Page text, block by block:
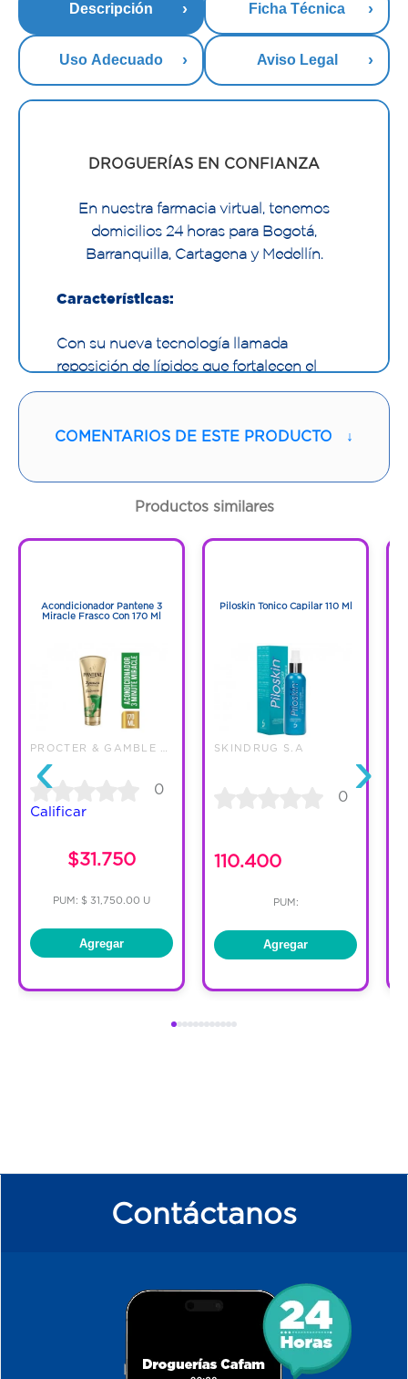
Descripción Ficha Técnica
Uso Adecuado Aviso Legal
DROGUERÍAS EN CONFIANZA
En nuestra farmacia virtual, tenemos
domicilios 24 horas para Bogotá,
Barranquilla, Cartagena y Medellín.
Características:
Con su nueva tecnología llamada
reposición de lípidos que fortalecen el
cabello para darle el poder de combatir el
solo limpian, sus fórmulas también pueden
fortaleza extraordinaria.
La colección Rizos Definidos ayuda a
levantas hasta que te acuestas. Contiene
COMENTARIOS DE ESTE PRODUCTO ↓
Productos similares
‹
Acondicionador Pantene 3
Miracle Frasco Con 170 Ml
0
Calificar
$31.750
PUM: $ 31,750.00 U
Agregar
Piloskin Tonico Capilar 110 Ml
SKINDRUG S.A
0
110.400
PUM:
Agregar
›
Contáctanos